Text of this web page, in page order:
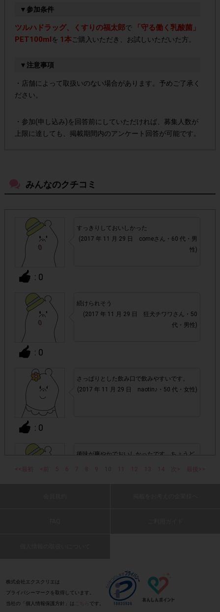
▼参加条件
ツルハドラッグ、くすりの福太郎で
「守る働く乳酸菌」
PET100mlを 1本ご購入いただき、お試しいただいた方。
▼注意事項
・店舗によって取扱いのない場合があります。予めご了承く
ださい。
・参加(申し込み)を回答前にしていただければ、募集人数が
上限に達しても、掲載期間内のアンケート回答が可能です。
・スマートフォン、携帯電話、タブレットPCにつきまし
て、機種によってはアンケートに回答できない場合がござい
ます。
上記参加条件(対象商品・購入チェーン・回答期間・
指定購入数)以外
でのご参加
・ECサイトやネットスーパーでのご購入
・購入できなかった/指定個数を購入できなかった場合
・他のサイトでの参加を含めて、1つのアンケートに対して
同じレシート画像が投稿されている場合
・レシート画像に
「対象商品名」「購入数」
▼レシート画像について
付」「対象商品名」「購入数」が確認できるよう
トを折り曲げ、撮影してください。
みんなのクチコミ
: 0
すっきりしておいしかった
(2017 年 11 月 29 日 comeさん・60 代・男
性)
: 0
続けられそう
(2017 年 11 月 29 日 狂犬チワワさん・50
代・男性)
: 0
さっぱりとした飲み口で飲みやすいです。
(2017 年 11 月 29 日 naotin♪・50 代・女性)
後味が爽やかでおいしかったです。ちょうど
: 0
すっきりしていておいしかったのでまた購入
<<最初 <前 5 6 7 8 9 11 12 13 14 次> 最後>>
株式会社エクスクリエは
プライバシーマークを取得しています。
当社の「個人情報保護方針」は
です。